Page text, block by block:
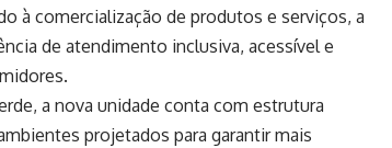
à comercialização de produtos e serviços, a
de atendimento inclusiva, acessível e
a nova unidade conta com estrutura
projetados para garantir mais